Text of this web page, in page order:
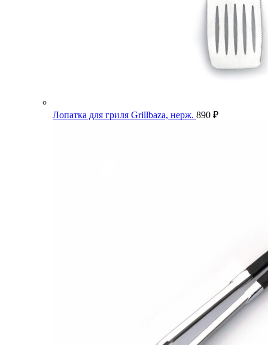
Лопатка для гриля Grillbaza, нерж. 890 ₽